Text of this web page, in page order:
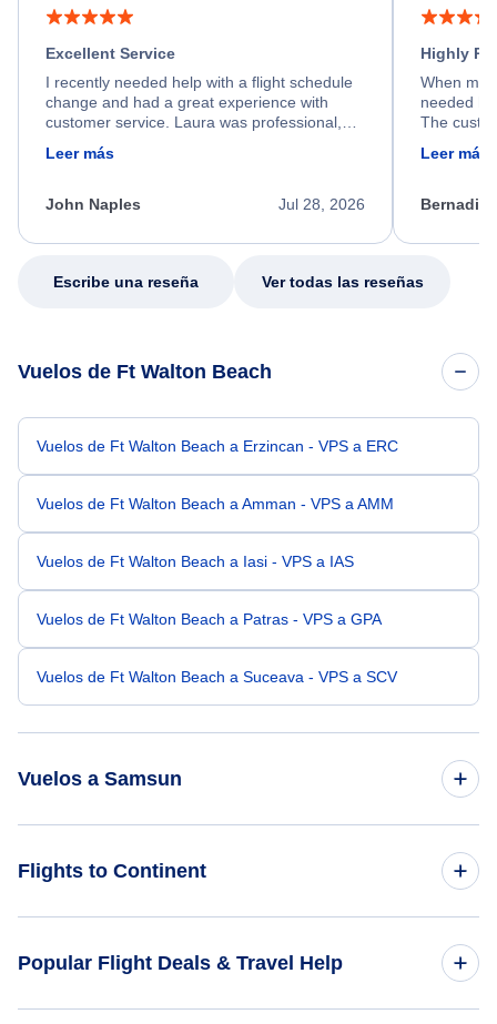
Excellent Service
I recently needed help with a flight schedule
change and had a great experience with
customer service. Laura was professional,
friendly, and very helpful throughout the
process. She quickly found a solution and
appreciate her excellent service.
Leer más
Jul 28, 2026
John Naples
Highly
When my
needed
The
calm,
my issue.
Leer más
Escribe una reseña Ver todas las reseñas
Vuelos de Ft Walton Beach
Vuelos de Ft Walton Beach a Erzincan - VPS a ERC
Vuelos de Ft Walton Beach a Amman - VPS a AMM
Vuelos de Ft Walton Beach a Iasi - VPS a IAS
Vuelos de Ft Walton Beach a Patras - VPS a GPA
Vuelos de Ft Walton Beach a Suceava - VPS a SCV
Vuelos a Samsun
Vuelos de Mobile a Samsun - MOB a SSX
Flights to Continent
Popular Flight Deals & Travel Help